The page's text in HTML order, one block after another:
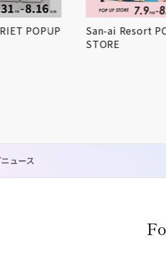
POPUP
San-ai Resort
STORE
ュース